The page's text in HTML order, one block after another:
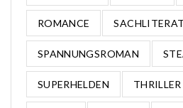
ROMANCE
SPANNUNGSROMAN
SUPERHELDEN THRILLER